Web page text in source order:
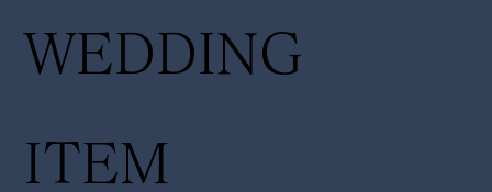
WEDDING
ITEM